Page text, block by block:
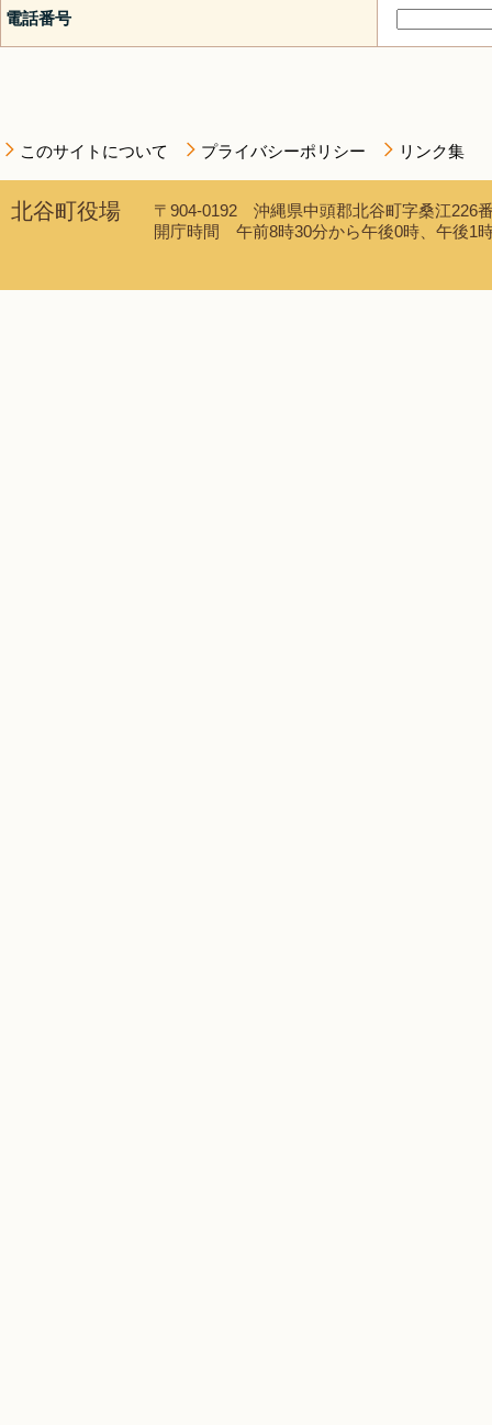
電話番号
このサイトについて プライバシーポリシー リンク集
北谷町役場
〒904-0192 沖縄県中頭郡北谷町字桑江226
開庁時間 午前8時30分から午後0時、午後1